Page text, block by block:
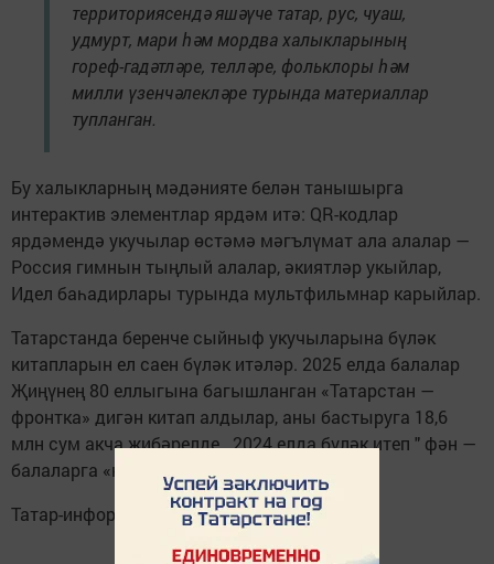
территориясендә яшәүче татар, рус, чуаш,
удмурт, мари һәм мордва халыкларының
гореф-гадәтләре, телләре, фольклоры һәм
милли үзенчәлекләре турында материаллар
тупланган.
Бу халыкларның мәдәнияте белән танышырга
интерактив элементлар ярдәм итә: QR-кодлар
ярдәмендә укучылар өстәмә мәгълүмат ала алалар —
Россия гимнын тыңлый алалар, әкиятләр укыйлар,
Идел баһадирлары турында мультфильмнар карыйлар.
Татарстанда беренче сыйныф укучыларына бүләк
китапларын ел саен бүләк итәләр. 2025 елда балалар
Җиңүнең 80 еллыгына багышланган «Татарстан —
фронтка» дигән китап алдылар, аны бастыруга 18,6
млн сум акча җибәрелде . 2024 елда бүләк итеп " фән —
балаларга «китабы бирелде.
Татар-информ